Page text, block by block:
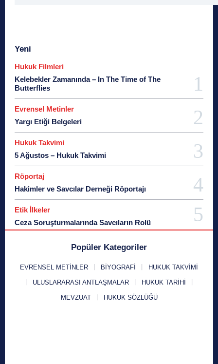
Yeni
Hukuk Filmleri
Kelebekler Zamanında – In The Time of The
Butterflies
Evrensel Metinler
Yargı Etiği Belgeleri
Hukuk Takvimi
5 Ağustos – Hukuk Takvimi
Röportaj
Hakimler ve Savcılar Derneği Röportajı
Etik İlkeler
Ceza Soruşturmalarında Savcıların Rolü
Popüler Kategoriler
EVRENSEL METINLER BIYOGRAFI HUKUK TAKVIMI
ULUSLARARASI ANTLAŞMALAR HUKUK TARIHI
MEVZUAT HUKUK SÖZLÜĞÜ